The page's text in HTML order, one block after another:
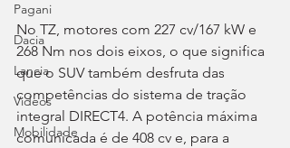
Pagani
Dacia
Lancia
Videos
Mobilidade
No TZ, motores com 227 cv/167 kW e
268 Nm nos dois eixos, o que significa
que o SUV também desfruta das
competências do sistema de tração
integral DIRECT4. A potência máxima
comunicada é de 408 cv e, para a